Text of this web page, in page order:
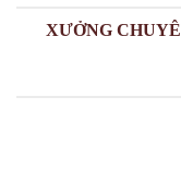
XƯỞNG